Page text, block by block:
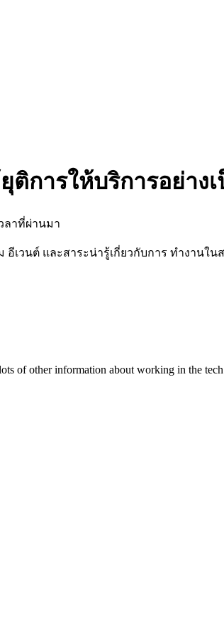
ติการให้บริการอย่าง
ลาที่ผ่านมา
วนต์ และสาระน่ารู้เกี่ยวกับการ ทำงานใ
of other information about working in the